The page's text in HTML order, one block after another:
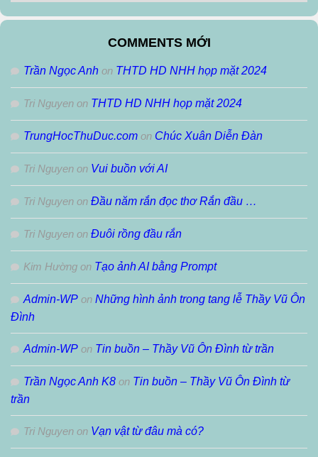
Theo
COMMENTS MỚI
Trần Ngọc Anh on THTD HD NHH họp mặt 2024
Tri Nguyen on THTD HD NHH họp mặt 2024
TrungHocThuDuc.com on Chúc Xuân Diễn Đàn
Tri Nguyen on Vui buồn với AI
Tri Nguyen on Đầu năm rắn đọc thơ Rắn đầu …
Tri Nguyen on Đuôi rồng đầu rắn
Kim Hường on Tạo ảnh AI bằng Prompt
Admin-WP on Những hình ảnh trong tang lễ Thầy Vũ Ôn
Đình
Admin-WP on Tin buồn – Thầy Vũ Ôn Đình từ trần
Trần Ngọc Anh K8 on Tin buồn – Thầy Vũ Ôn Đình từ
trần
Tri Nguyen on Vạn vật từ đâu mà có?